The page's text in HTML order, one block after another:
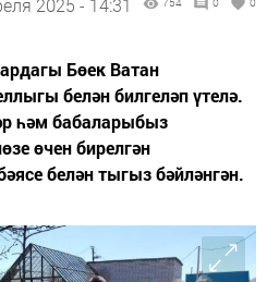
2025 - 14:31 754 0 0
Бөек Ватан
белән билгеләп үтелә.
һәм бабаларыбыз
өчен бирелгән
белән тыгыз бәйләнгән.